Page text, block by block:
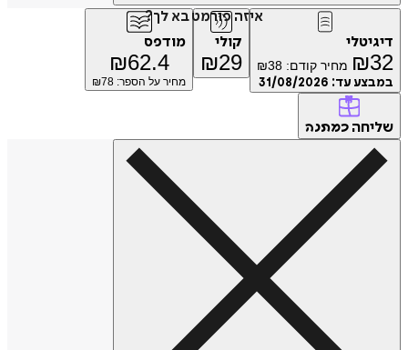
איזה פורמט בא לך?
₪ מחיר קודם: ₪38
עד:31/08/2026
₪ 29
מודפס
₪62.4
מחיר על הספר: ₪78
כמתנה